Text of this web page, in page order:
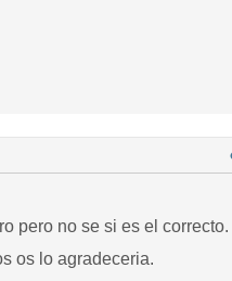
pero no se si es el correcto.
os lo agradeceria.